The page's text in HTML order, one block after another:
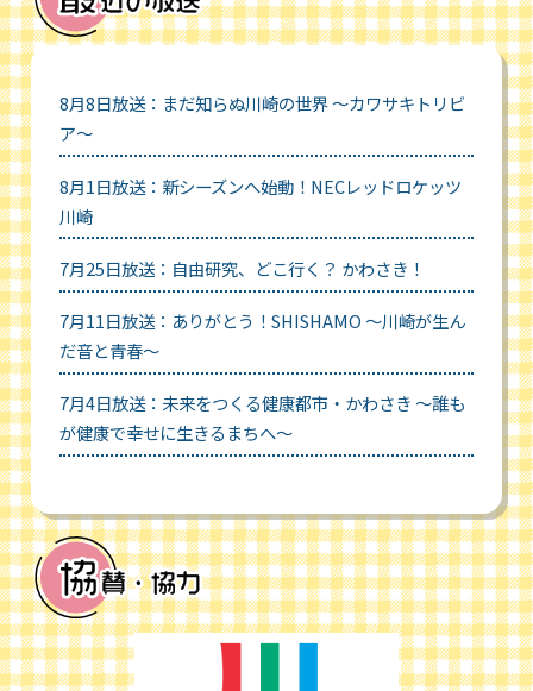
8月8日放送：まだ知らぬ川崎の世界 ～カワサキトリビ
ア～
8月1日放送：新シーズンへ始動！NECレッドロケッツ
川崎
7月25日放送：自由研究、どこ行く？ かわさき！
7月11日放送：ありがとう！SHISHAMO ～川崎が生ん
だ音と青春～
7月4日放送：未来をつくる健康都市・かわさき ～誰も
が健康で幸せに生きるまちへ～